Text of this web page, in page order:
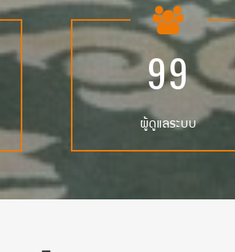
99
ผู้ดูแลระบบ